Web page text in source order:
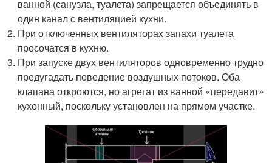
ванной (санузла, туалета) запрещается объединять в
один канал с вентиляцией кухни.
При отключенных вентиляторах запахи туалета
просочатся в кухню.
При запуске двух вентиляторов одновременно трудно
предугадать поведение воздушных потоков. Оба
клапана откроются, но агрегат из ванной «передавит»
кухонный, поскольку установлен на прямом участке.